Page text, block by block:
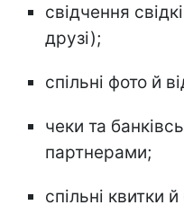
свідчення
друзі);
спільні фото й
чеки та
партнерами;
спільні квитки